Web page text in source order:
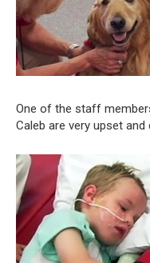
One of the staff
Caleb are very upset and